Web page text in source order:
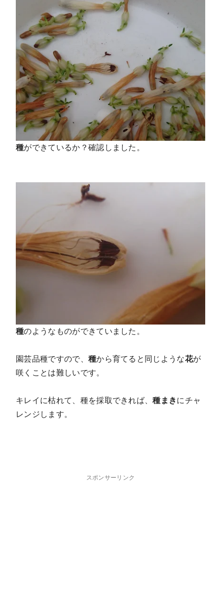
種ができているか？確認しました。
種のようなものができていました。
園芸品種ですので、 種から育てると同じような花が
咲くことは難しいです。
キレイに枯れて、種を採取できれば、種まきにチャ
レンジします。
スポンサーリンク